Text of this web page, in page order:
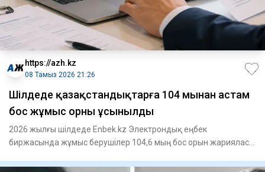
https://azh.kz
08 Тамыз 2026 21:26
​Шілдеде қазақстандықтарға 104 мыңнан астам
бос жұмыс орны ұсынылды
2026 жылғы шілдеде Enbek.kz Электрондық еңбек
биржасында жұмыс берушілер 104,6 мың бос орын жарияласа,